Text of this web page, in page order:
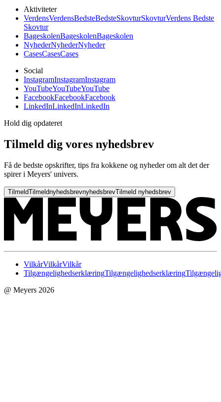
Aktiviteter
VerdensVerdensBedsteBedsteSkovturSkovturVerdens Bedste
Skovtur
BageskolenBageskolenBageskolen
NyhederNyhederNyheder
CasesCasesCases
Social
InstagramInstagramInstagram
YouTubeYouTubeYouTube
FacebookFacebookFacebook
LinkedInLinkedInLinkedIn
Hold dig opdateret
Tilmeld dig vores nyhedsbrev
Få de bedste opskrifter, tips fra kokkene og nyheder om alt det der
spirer i Meyers' univers.
TilmeldTilmeldnyhedsbrevnyhedsbrevTilmeld nyhedsbrev
VilkårVilkårVilkår
TilgængelighedserklæringTilgængelighedserklæring
@ Meyers 2026